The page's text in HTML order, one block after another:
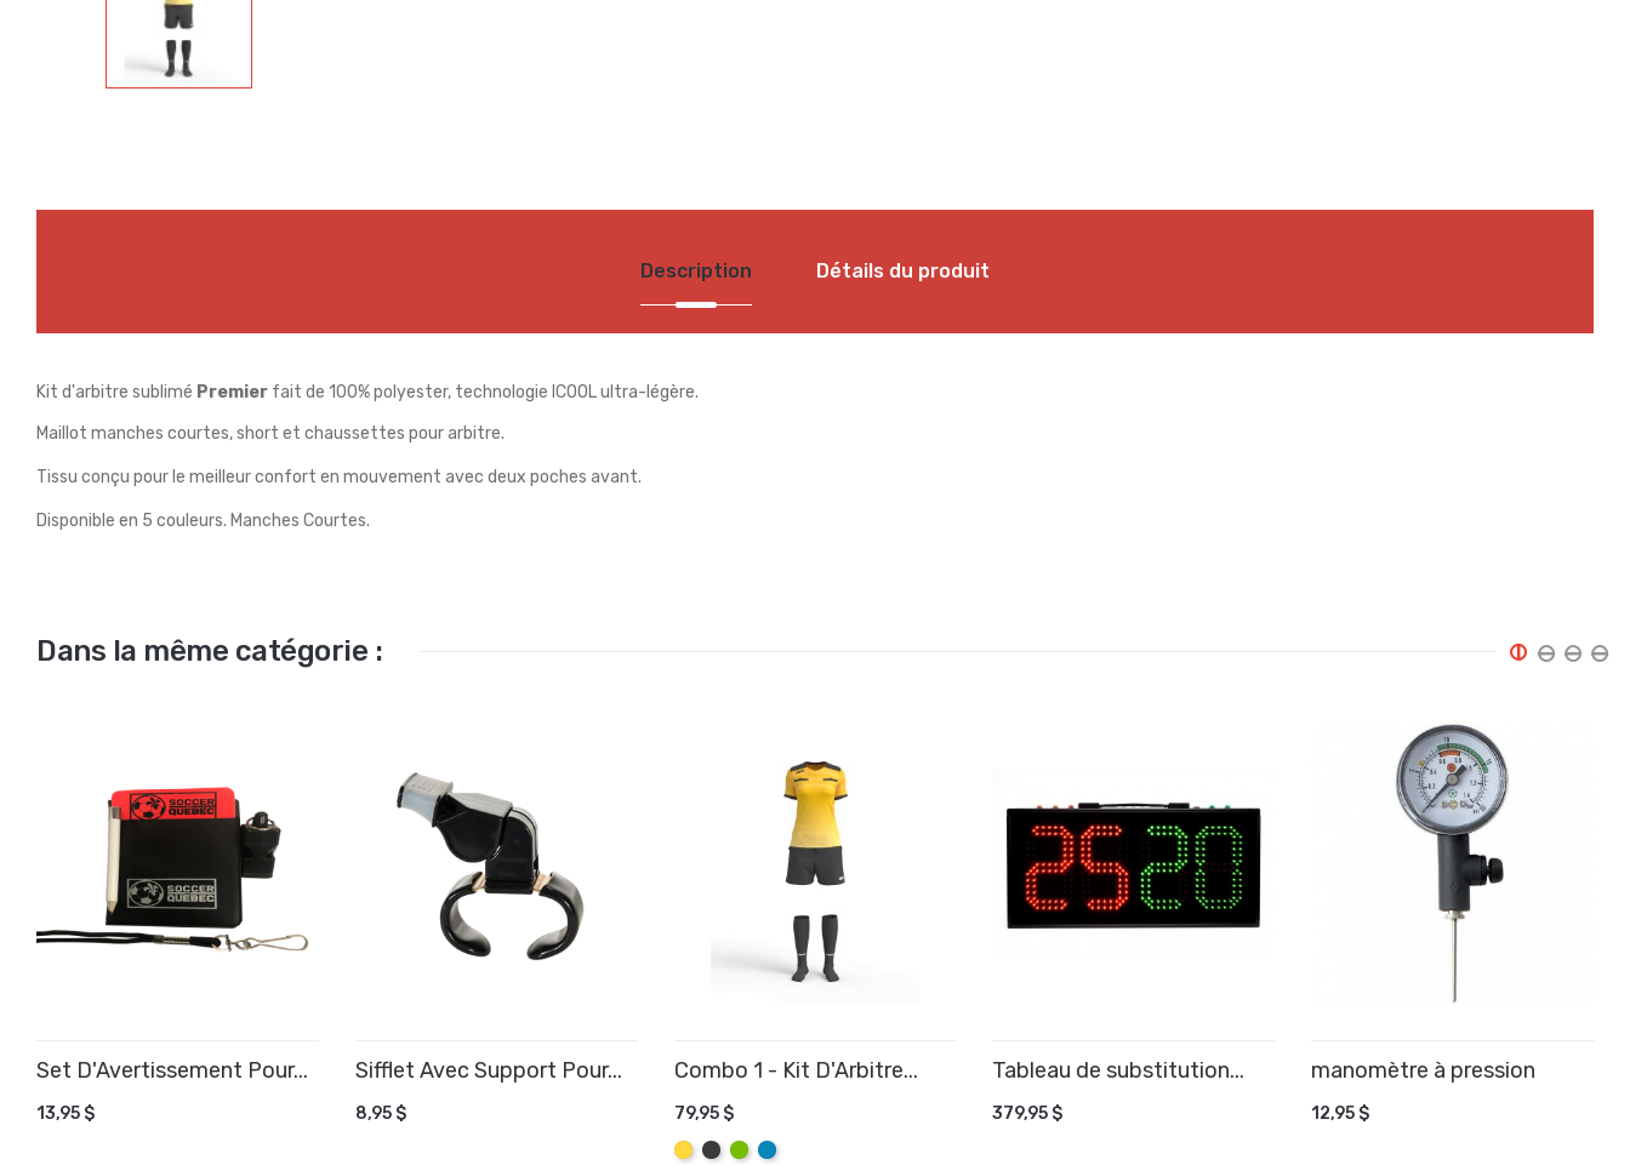
Description Détails du produit
Kit d'arbitre sublimé Premier fait de 100% polyester, technologie ICOOL ultra-légère.
Maillot manches courtes, short et chaussettes pour arbitre.
Tissu conçu pour le meilleur confort en mouvement avec deux poches avant.
Disponible en 5 couleurs. Manches Courtes.
Dans la même catégorie :
Set D'Avertissement Pour...
13,95 $
Sifflet Avec Support Pour...
8,95 $
Combo 1 - Kit D'Arbitre...
79,95 $
JauneGraphite
LimeAqua
AJOUTER AU PANIER
Tableau de substitution...
379,95 $
manomètre à pression
12,95 $